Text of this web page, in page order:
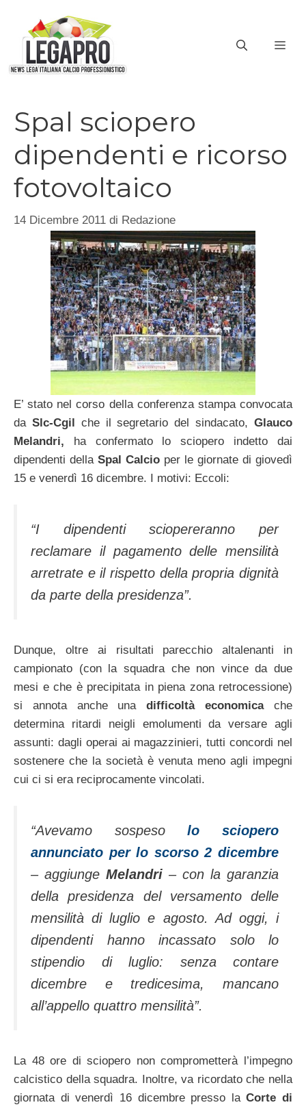
contenuto
Spal sciopero
dipendenti e ricorso
fotovoltaico
14 Dicembre 2011 di Redazione
E’ stato nel corso della conferenza stampa convocata
da Slc-Cgil che il segretario del sindacato,Glauco
Melandri, ha confermato lo sciopero indetto dai
dipendenti dellaSpal Calcio per le giornate di giovedì
15 e venerdì 16 dicembre. I motivi: Eccoli:
“I dipendenti sciopereranno per
reclamare il pagamento delle mensilità
arretrate e il rispetto della propria dignità
da parte della presidenza”.
Dunque, oltre ai risultati parecchio altalenanti in
campionato (con la squadra che non vince da due
mesi e che è precipitata in piena zona retrocessione)
si annota anche unadifficoltà economicache
determina ritardi neigli emolumenti da versare agli
assunti: dagli operai ai magazzinieri, tutti concordi nel
sostenere che la società è venuta meno agli impegni
cui ci si era reciprocamente vincolati.
“Avevamo sospesolo sciopero
annunciato per lo scorso 2 dicembre
– aggiunge Melandri – con la garanzia
della presidenza del versamento delle
mensilità di luglio e agosto. Ad oggi, i
dipendenti hanno incassato solo lo
stipendio di luglio: senza contare
dicembre e tredicesima, mancano
all’appello quattro mensilità”.
La 48 ore di sciopero non comprometterà l’impegno
calcistico della squadra. Inoltre, va ricordato che nella
giornata di venerdì 16 dicembre presso laCorte di